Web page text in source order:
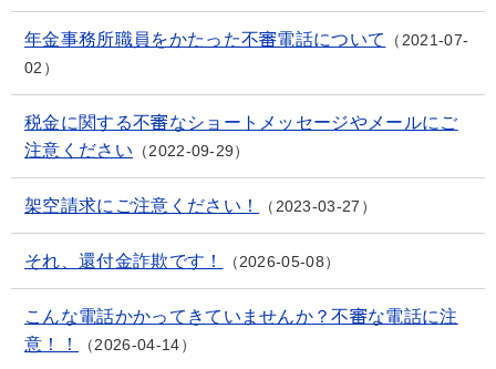
年金事務所職員をかたった不審電話について
2021-07-
02
税金に関する不審なショートメッセージやメールにご
注意ください
2022-09-29
架空請求にご注意ください！ 2023-03-27
それ、還付金詐欺です！ 2026-05-08
こんな電話かかってきていませんか？不審な電話に注
意！！
2026-04-14